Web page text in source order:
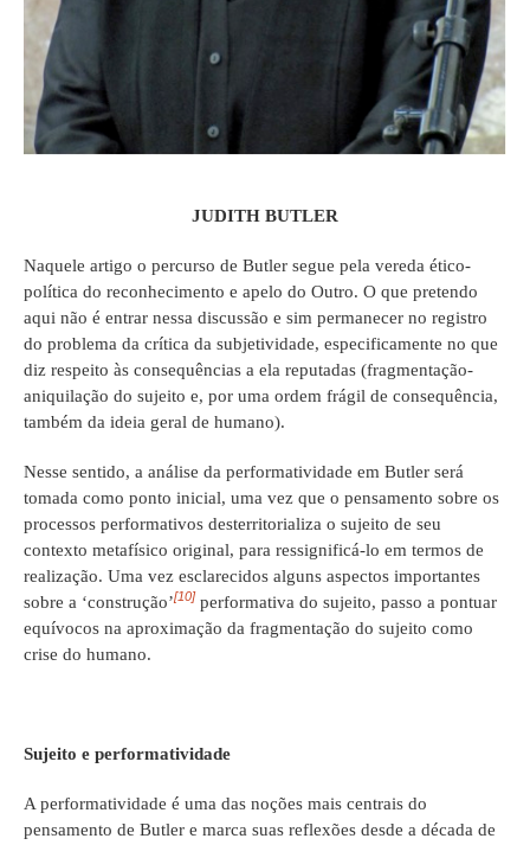
JUDITH BUTLER
Naquele artigo o percurso de Butler segue pela vereda ético-
política do reconhecimento e apelo do Outro. O que pretendo
aqui não é entrar nessa discussão e sim permanecer no registro
do problema da crítica da subjetividade, especificamente no que
diz respeito às consequências a ela reputadas (fragmentação-
aniquilação do sujeito e, por uma ordem frágil de consequência,
também da ideia geral de humano).
Nesse sentido, a análise da performatividade em Butler será
tomada como ponto inicial, uma vez que o pensamento sobre os
processos performativos desterritorializa o sujeito de seu
contexto metafísico original, para ressignificá-lo em termos de
realização. Uma vez esclarecidos alguns aspectos importantes
sobre a ‘construção’[10] performativa do sujeito, passo a pontuar
equívocos na aproximação da fragmentação do sujeito como
crise do humano.
Sujeito e performatividade
A performatividade é uma das noções mais centrais do
pensamento de Butler e marca suas reflexões desde a década de